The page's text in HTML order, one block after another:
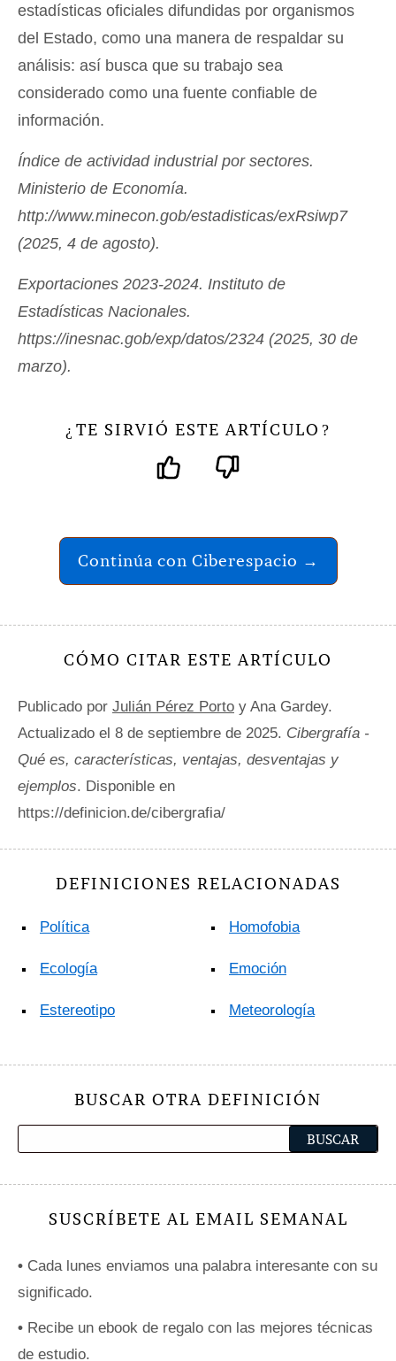
estadísticas oficiales difundidas por organismos
del Estado, como una manera de respaldar su
análisis: así busca que su trabajo sea
considerado como una fuente confiable de
información.
Índice de actividad industrial por sectores.
Ministerio de Economía.
http://www.minecon.gob/estadisticas/exRsiwp7
(2025, 4 de agosto).
Exportaciones 2023-2024. Instituto de
Estadísticas Nacionales.
https://inesnac.gob/exp/datos/2324 (2025, 30 de
marzo).
¿ TE SIRVIÓ ESTE ARTÍCULO ?
Continúa con Ciberespacio →
CÓMO CITAR ESTE ARTÍCULO
Publicado por Julián Pérez Porto y Ana Gardey.
Actualizado el 8 de septiembre de 2025. Cibergrafía -
Qué es, características, ventajas, desventajas y
ejemplos. Disponible en
https://definicion.de/cibergrafia/
DEFINICIONES RELACIONADAS
Política
Ecología
Estereotipo
Homofobia
Emoción
Meteorología
BUSCAR OTRA DEFINICIÓN
SUSCRÍBETE AL EMAIL SEMANAL
• Cada lunes enviamos una palabra interesante con su
significado.
• Recibe un ebook de regalo con las mejores técnicas
de estudio.